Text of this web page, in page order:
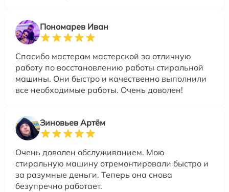
Пономарев Иван
Спасибо мастерам мастерской за отличную
работу по восстановлению работы стиральной
машины. Они быстро и качественно выполнили
все необходимые работы. Очень доволен!
Зиновьев Артём
Очень доволен обслуживанием. Мою
стиральную машину отремонтировали быстро и
за разумные деньги. Теперь она снова
безупречно работает.